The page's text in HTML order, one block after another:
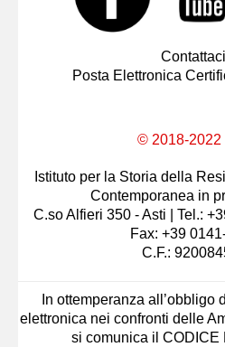
Contattaci
Posta Elettronica
© 2018-2022
Istituto per la Storia della
Contemporanea in
C.so Alfieri 350 - Asti | Tel.:
Fax: +39
C.F.:
In ottemperanza all’obbligo
elettronica nei confronti delle
si comunica il CODICE